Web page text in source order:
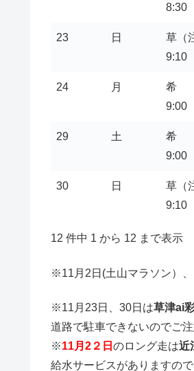
8:30
23 日
草（
9:10
24 月
希
9:00
29 土
希
9:00
30 日
草（
9:10
12 件中 1 から 12 まで表示
※11月2日(土山マラソン）
※11月23日、30日は草津ai
道路で駐車できないのでご注
※11月2２日 のロング走は近
給水サービスがありますの